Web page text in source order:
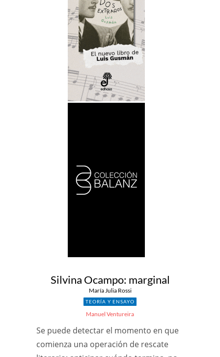
Silvina Ocampo: marginal
María Julia Rossi
TEORÍA Y ENSAYO
Manuel Ventureira
Se puede detectar el momento en que
comienza una operación de rescate